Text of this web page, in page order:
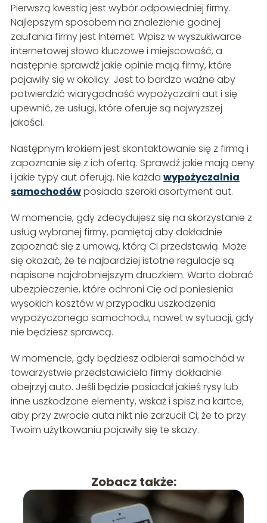
Pierwszą kwestią jest wybór odpowiedniej firmy.
Najlepszym sposobem na znalezienie godnej
zaufania firmy jest Internet. Wpisz w wyszukiwarce
internetowej słowo kluczowe i miejscowość, a
następnie sprawdź jakie opinie mają firmy, które
pojawiły się w okolicy. Jest to bardzo ważne aby
potwierdzić wiarygodność wypożyczalni aut i się
upewnić, że usługi, które oferuje są najwyższej
jakości.
Następnym krokiem jest skontaktowanie się z firmą i
zapoznanie się z ich ofertą. Sprawdź jakie mają ceny
i jakie typy aut oferują. Nie każda wypożyczalnia
samochodówposiada szeroki asortyment aut.
W momencie, gdy zdecydujesz się na skorzystanie z
usług wybranej firmy, pamiętaj aby dokładnie
zapoznać się z umową, którą Ci przedstawią. Może
się okazać, że te najbardziej istotne regulacje są
napisane najdrobniejszym druczkiem. Warto dobrać
ubezpieczenie, które ochroni Cię od poniesienia
wysokich kosztów w przypadku uszkodzenia
wypożyczonego samochodu, nawet w sytuacji, gdy
nie będziesz sprawcą.
W momencie, gdy będziesz odbierał samochód w
towarzystwie przedstawiciela firmy dokładnie
obejrzyj auto. Jeśli będzie posiadał jakieś rysy lub
inne uszkodzone elementy, wskaż i spisz na kartce,
aby przy zwrocie auta nikt nie zarzucił Ci, że to przy
Twoim użytkowaniu pojawiły się te skazy.
Zobacz także: